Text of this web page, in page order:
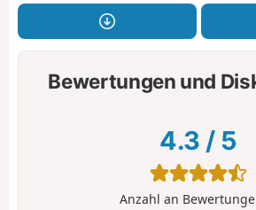
Bewertungen und
4.3 / 5
Anzahl an